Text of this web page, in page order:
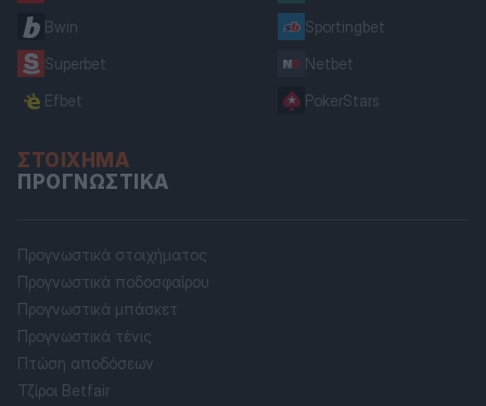
Bwin
Superbet
Efbet
Sportingbet
Netbet
PokerStars
ΣΤΟΊΧΗΜΑ
ΠΡΟΓΝΩΣΤΙΚΆ
Προγνωστικά στοιχήματος
Προγνωστικά ποδοσφαίρου
Προγνωστικά μπάσκετ
Προγνωστικά τένις
Πτώση αποδόσεων
Τζίροι Betfair